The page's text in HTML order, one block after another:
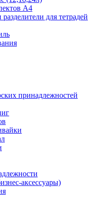
А4
для тетрадей
принадлежностей
аксессуары)